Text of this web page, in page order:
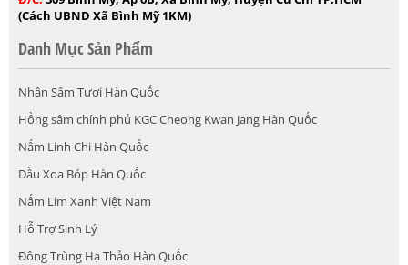
(Cách UBND Xã Bình Mỹ 1KM)
Danh Mục Sản Phẩm
Nhân Sâm Tươi Hàn Quốc
Hồng sâm chính phủ KGC Cheong Kwan Jang Hàn Quốc
Nấm Linh Chi Hàn Quốc
Dầu Xoa Bóp Hàn Quốc
Nấm Lim Xanh Việt Nam
Hỗ Trợ Sinh Lý
Đông Trùng Hạ Thảo Hàn Quốc